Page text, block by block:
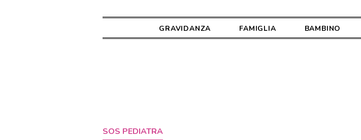
GRAVIDANZA FAMIGLIA BAMBINO
SOS PEDIATRA